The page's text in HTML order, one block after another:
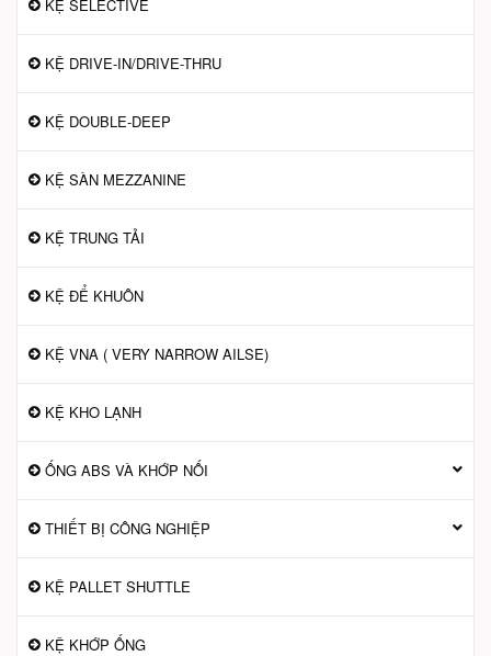
KỆ SELECTIVE
KỆ DRIVE-IN/DRIVE-THRU
KỆ DOUBLE-DEEP
KỆ SÀN MEZZANINE
KỆ TRUNG TẢI
KỆ ĐỂ KHUÔN
KỆ VNA ( VERY NARROW AILSE)
KỆ KHO LẠNH
ỐNG ABS VÀ KHỚP NỐI
THIẾT BỊ CÔNG NGHIỆP
KỆ PALLET SHUTTLE
KỆ KHỚP ỐNG